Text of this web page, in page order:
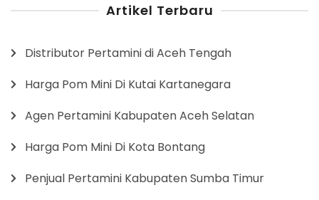
Artikel Terbaru
Distributor Pertamini di Aceh Tengah
Harga Pom Mini Di Kutai Kartanegara
Agen Pertamini Kabupaten Aceh Selatan
Harga Pom Mini Di Kota Bontang
Penjual Pertamini Kabupaten Sumba Timur